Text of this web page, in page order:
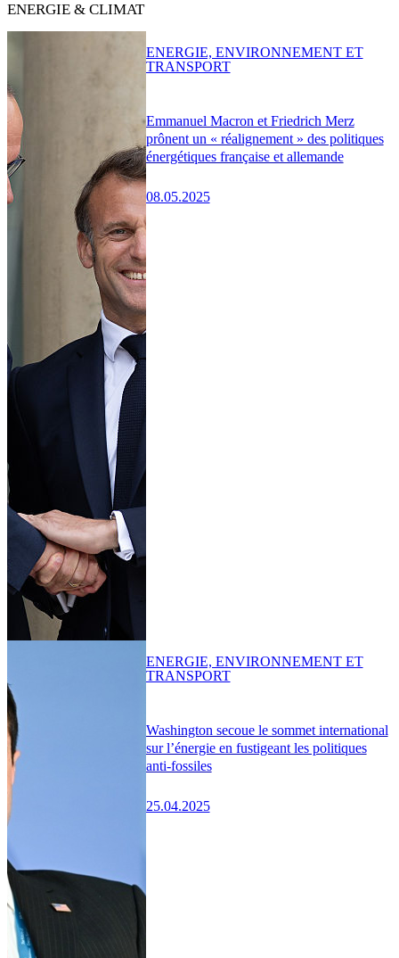
ENERGIE & CLIMAT
Emmanuel Macron et Friedrich Merz
prônent un « réalignement » des politiques
énergétiques française et allemande
08.05.2025
ENERGIE, ENVIRONNEMENT ET
TRANSPORT
Washington secoue le sommet international
sur l’énergie en fustigeant les politiques
anti-fossiles
25.04.2025
ENERGIE, ENVIRONNEMENT ET
TRANSPORT